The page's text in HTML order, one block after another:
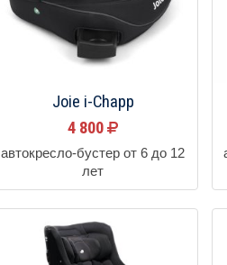
Joie i-Chapp
4 800
автокресло-бустер от 6 до 12
лет